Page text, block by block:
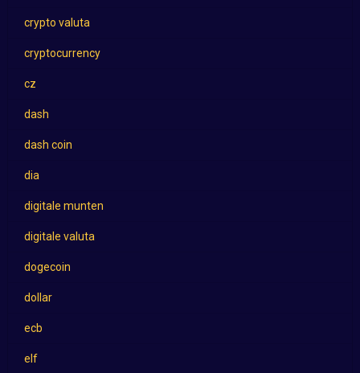
crypto valuta
cryptocurrency
cz
dash
dash coin
dia
digitale munten
digitale valuta
dogecoin
dollar
ecb
elf